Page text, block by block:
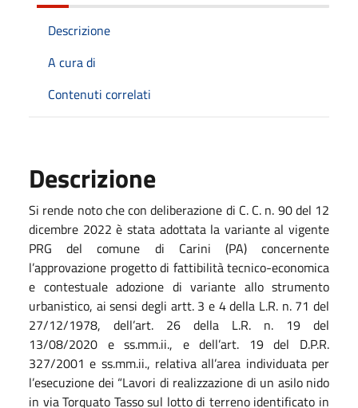
Descrizione
A cura di
Contenuti correlati
Descrizione
Si rende noto che con deliberazione di C. C. n. 90 del 12
dicembre 2022 è stata adottata la variante al vigente
PRG del comune di Carini (PA) concernente
l’approvazione progetto di fattibilità tecnico-economica
e contestuale adozione di variante allo strumento
urbanistico, ai sensi degli artt. 3 e 4 della L.R. n. 71 del
27/12/1978, dell’art. 26 della L.R. n. 19 del
13/08/2020 e ss.mm.ii., e dell’art. 19 del D.P.R.
327/2001 e ss.mm.ii., relativa all’area individuata per
l’esecuzione dei “Lavori di realizzazione di un asilo nido
in via Torquato Tasso sul lotto di terreno identificato in